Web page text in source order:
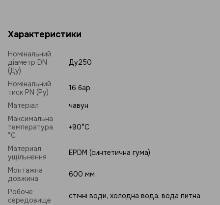
Характеристики
Номінальний
діаметр DN
(Ду)
Ду250
Номінальний
тиск PN (Ру)
16 бар
Матеріал
чавун
Максимальна
температура
°C
+90°C
Материал
ущільнення
EPDM (синтетична гума)
Монтажна
довжина
600 мм
Робоче
середовище
стічні води, холодна вода, вода питна